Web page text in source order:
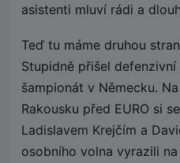
asistenti mluví rádi a
Teď tu máme druhou
Stupidně přišel
šampionát v Německu.
Rakousku před EURO si
Ladislavem Krejčím a
osobního volna vyrazili